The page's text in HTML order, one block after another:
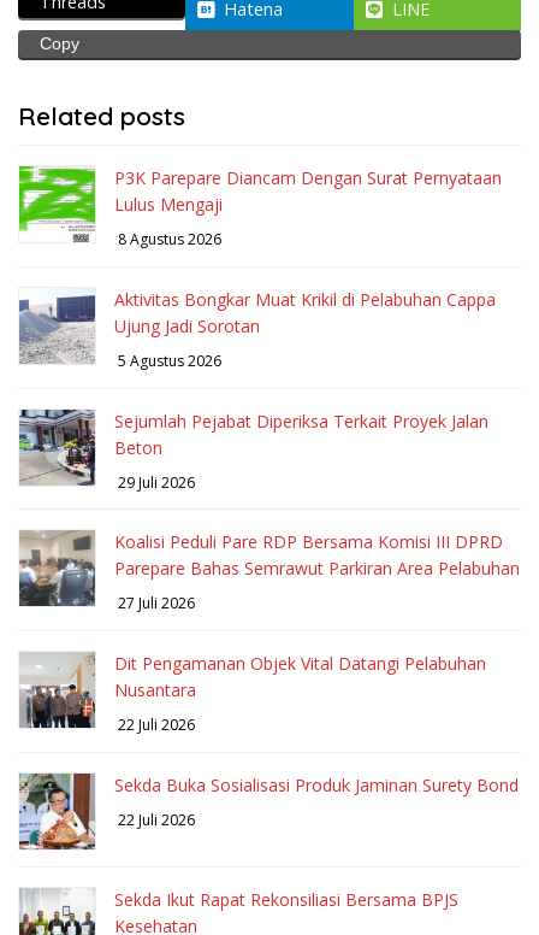
Hatena LINE
Copy
Related posts
P3K Parepare Diancam Dengan Surat Pernyataan
Lulus Mengaji
8 Agustus 2026
Aktivitas Bongkar Muat Krikil di Pelabuhan Cappa
Ujung Jadi Sorotan
5 Agustus 2026
Sejumlah Pejabat Diperiksa Terkait Proyek Jalan
Beton
29 Juli 2026
Koalisi Peduli Pare RDP Bersama Komisi III DPRD
Parepare Bahas Semrawut Parkiran Area Pelabuhan
27 Juli 2026
Dit Pengamanan Objek Vital Datangi Pelabuhan
Nusantara
22 Juli 2026
Sekda Buka Sosialisasi Produk Jaminan Surety Bond
22 Juli 2026
Sekda Ikut Rapat Rekonsiliasi Bersama BPJS
Kesehatan